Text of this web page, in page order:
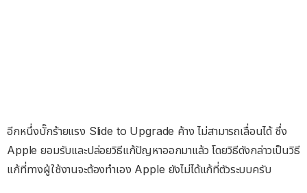
อีกหนึ่งบั๊กร้ายแรง Slide to Upgrade ค้าง ไม่สามารถเลื่อนได้ ซึ่ง
Apple ยอมรับและปล่อยวิธีแก้ปัญหาออกมาแล้ว โดยวิธีดังกล่าวเป็นวิธี
แก้ที่ทางผู้ใช้งานจะต้องทำเอง Apple ยังไม่ได้แก้ที่ตัวระบบครับ